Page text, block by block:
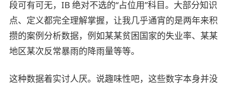
段可有可无，IB 绝对不选的“占位用”科目。大部分知识
点、定义都完全理解掌握，让我几乎通宵的是两年来积
攒的案例分析数据，例如某某贫困国家的失业率、某某
地区某次反常暴雨的降雨量等等。
这种数据着实讨人厌。说趣味性吧，这些数字本身并没